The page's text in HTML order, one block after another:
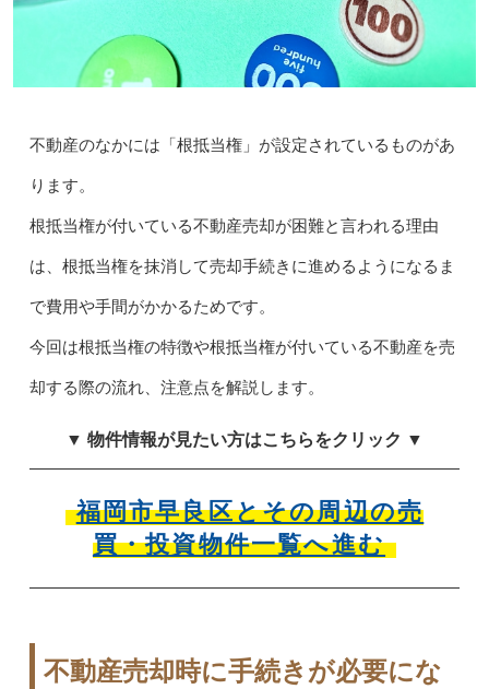
不動産のなかには「根抵当権」が設定されているものがあ
ります。
根抵当権が付いている不動産売却が困難と言われる理由
は、根抵当権を抹消して売却手続きに進めるようになるま
で費用や手間がかかるためです。
今回は根抵当権の特徴や根抵当権が付いている不動産を売
却する際の流れ、注意点を解説します。
▼ 物件情報が見たい方はこちらをクリック ▼
福岡市早良区とその周辺の売
買・投資物件一覧へ進む
不動産売却時に手続きが必要にな